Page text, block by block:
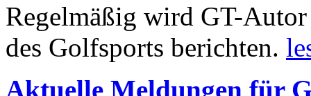
Regelmäßig wird GT-
des Golfsports berichten.
Aktuelle Meldungen für